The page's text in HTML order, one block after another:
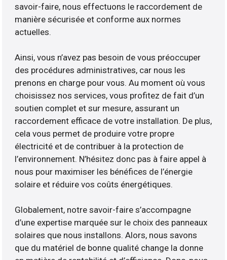
savoir-faire, nous effectuons le raccordement de
manière sécurisée et conforme aux normes
actuelles.
Ainsi, vous n’avez pas besoin de vous préoccuper
des procédures administratives, car nous les
prenons en charge pour vous. Au moment où vous
choisissez nos services, vous profitez de fait d’un
soutien complet et sur mesure, assurant un
raccordement efficace de votre installation. De plus,
cela vous permet de produire votre propre
électricité et de contribuer à la protection de
l’environnement. N’hésitez donc pas à faire appel à
nous pour maximiser les bénéfices de l’énergie
solaire et réduire vos coûts énergétiques.
Globalement, notre savoir-faire s’accompagne
d’une expertise marquée sur le choix des panneaux
solaires que nous installons. Alors, nous savons
que du matériel de bonne qualité change la donne